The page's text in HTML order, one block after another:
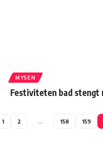
MYSEN
Festiviteten bad stengt
1 2 158 159